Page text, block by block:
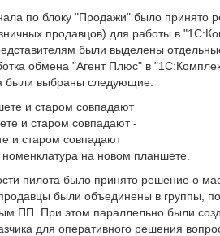
по блоку "Продажи" было принято
продавцов) для работы в
были выделены
обмена "Агент Плюс" в
были выбраны следующие:
и старом совпадают
и старом совпадают -
и старом совпадают
на новом планшете.
пилота было принято решение о
были объединены в группы,
ПП. При этом параллельно были
для оперативного решения